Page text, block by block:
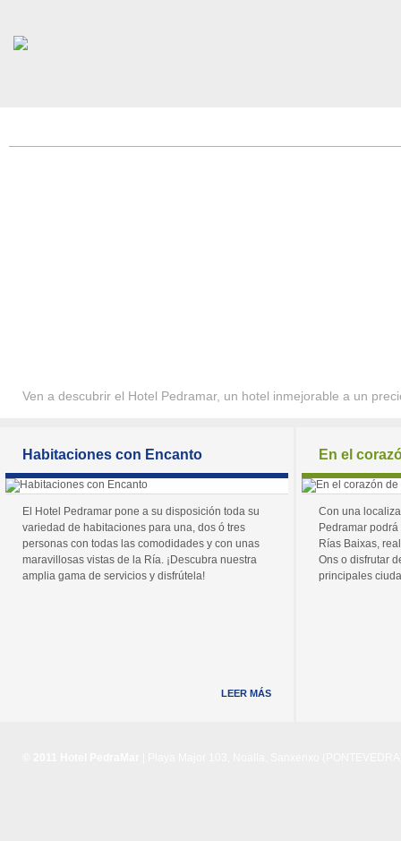
Ven a descubrir el Hotel Pedramar, un hotel inmejorable a un
Habitaciones con Encanto
El Hotel Pedramar pone a su disposición toda su
variedad de habitaciones para una, dos ó tres
personas con todas las comodidades y con unas
maravillosas vistas de la Ría. ¡Descubra nuestra
amplia gama de servicios y disfrútela!
LEER MÁS
En el
Con una
Pedramar
Rías Baixas,
Ons o disfrutar
principales